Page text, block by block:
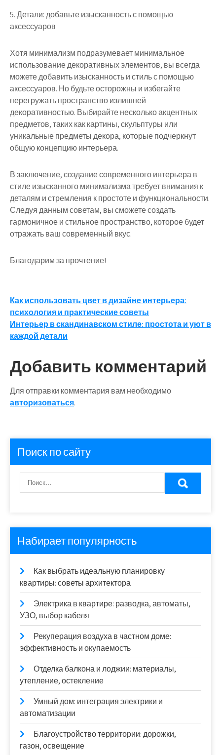
5. Детали: добавьте изысканность с помощью
аксессуаров
Хотя минимализм подразумевает минимальное
использование декоративных элементов, вы всегда
можете добавить изысканность и стиль с помощью
аксессуаров. Но будьте осторожны и избегайте
перегружать пространство излишней
декоративностью. Выбирайте несколько акцентных
предметов, таких как картины, скульптуры или
уникальные предметы декора, которые подчеркнут
общую концепцию интерьера.
В заключение, создание современного интерьера в
стиле изысканного минимализма требует внимания к
деталям и стремления к простоте и функциональности.
Следуя данным советам, вы сможете создать
гармоничное и стильное пространство, которое будет
отражать ваш современный вкус.
Благодарим за прочтение!
Навигация
по
записям
Как использовать цвет в дизайне интерьера:
психология и практические советы
Интерьер в скандинавском стиле: простота и уют в
каждой детали
Добавить комментарий
Для отправки комментария вам необходимо
авторизоваться.
Поиск по сайту
Набирает популярность
Как выбрать идеальную планировку
квартиры: советы архитектора
Электрика в квартире: разводка, автоматы,
УЗО, выбор кабеля
Рекуперация воздуха в частном доме:
эффективность и окупаемость
Отделка балкона и лоджии: материалы,
утепление, остекление
Умный дом: интеграция электрики и
автоматизации
Благоустройство территории: дорожки,
газон, освещение